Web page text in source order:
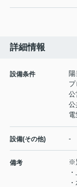
詳細情報
設備条件
公
公
設備(その他) -
備考
※